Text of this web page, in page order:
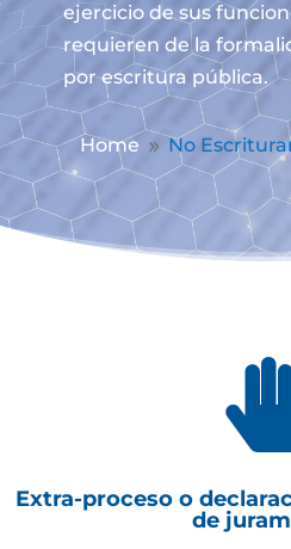
ejercicio de sus
requieren de la
por escritura pública.
Home 9 No
Extra-proceso o
de